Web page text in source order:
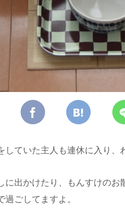
していた主人も連休に入り、
に出かけたり、もんすけのお
ごしてますよ。